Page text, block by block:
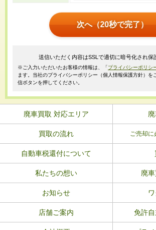
次へ（20秒で完了）
送信いただく内容はSSLで適切に暗号化され保
※ご入力いただいたお客様の情報は、「 プライバシーポリシ
ます。当社のプライバシーポリシー（個人情報保護方針）を
信ボタンを押してください。
廃車買取 対応エリア
買取の流れ ご売却に
自動車税還付について
私たちの想い 廃
お知らせ
店舗ご案内 免許